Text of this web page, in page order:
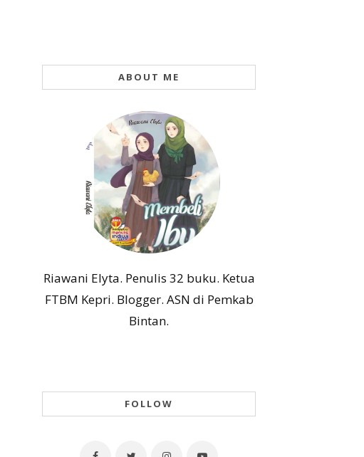
ABOUT ME
Riawani Elyta. Penulis 32 buku. Ketua
FTBM Kepri. Blogger. ASN di Pemkab
Bintan.
FOLLOW